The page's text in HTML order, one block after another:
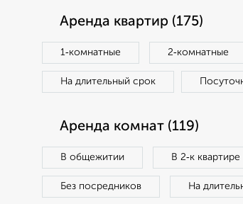
Аренда квартир (175)
1‑комнатные 2‑комнатные
На длительный срок
Аренда комнат (119)
В общежитии В 2‑к квартире
Без посредников На